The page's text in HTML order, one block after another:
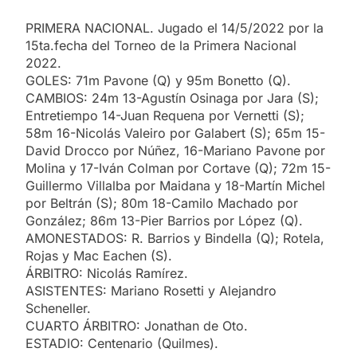
PRIMERA NACIONAL. Jugado el 14/5/2022 por la
15ta.fecha del Torneo de la Primera Nacional
2022.
GOLES: 71m Pavone (Q) y 95m Bonetto (Q).
CAMBIOS: 24m 13-Agustín Osinaga por Jara (S);
Entretiempo 14-Juan Requena por Vernetti (S);
58m 16-Nicolás Valeiro por Galabert (S); 65m 15-
David Drocco por Núñez, 16-Mariano Pavone por
Molina y 17-Iván Colman por Cortave (Q); 72m 15-
Guillermo Villalba por Maidana y 18-Martín Michel
por Beltrán (S); 80m 18-Camilo Machado por
González; 86m 13-Pier Barrios por López (Q).
AMONESTADOS: R. Barrios y Bindella (Q); Rotela,
Rojas y Mac Eachen (S).
ÁRBITRO: Nicolás Ramírez.
ASISTENTES: Mariano Rosetti y Alejandro
Scheneller.
CUARTO ÁRBITRO: Jonathan de Oto.
ESTADIO: Centenario (Quilmes).